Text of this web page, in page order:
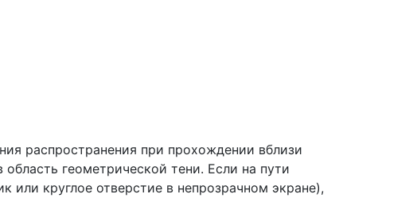
распространения при прохождении вблизи
геометрической тени. Если на пути
или круглое отверстие в непрозрачном экране),